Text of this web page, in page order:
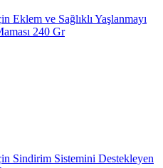
Eklem ve Sağlıklı Yaşlanmayı
240 Gr
Sindirim Sistemini Destekleyen